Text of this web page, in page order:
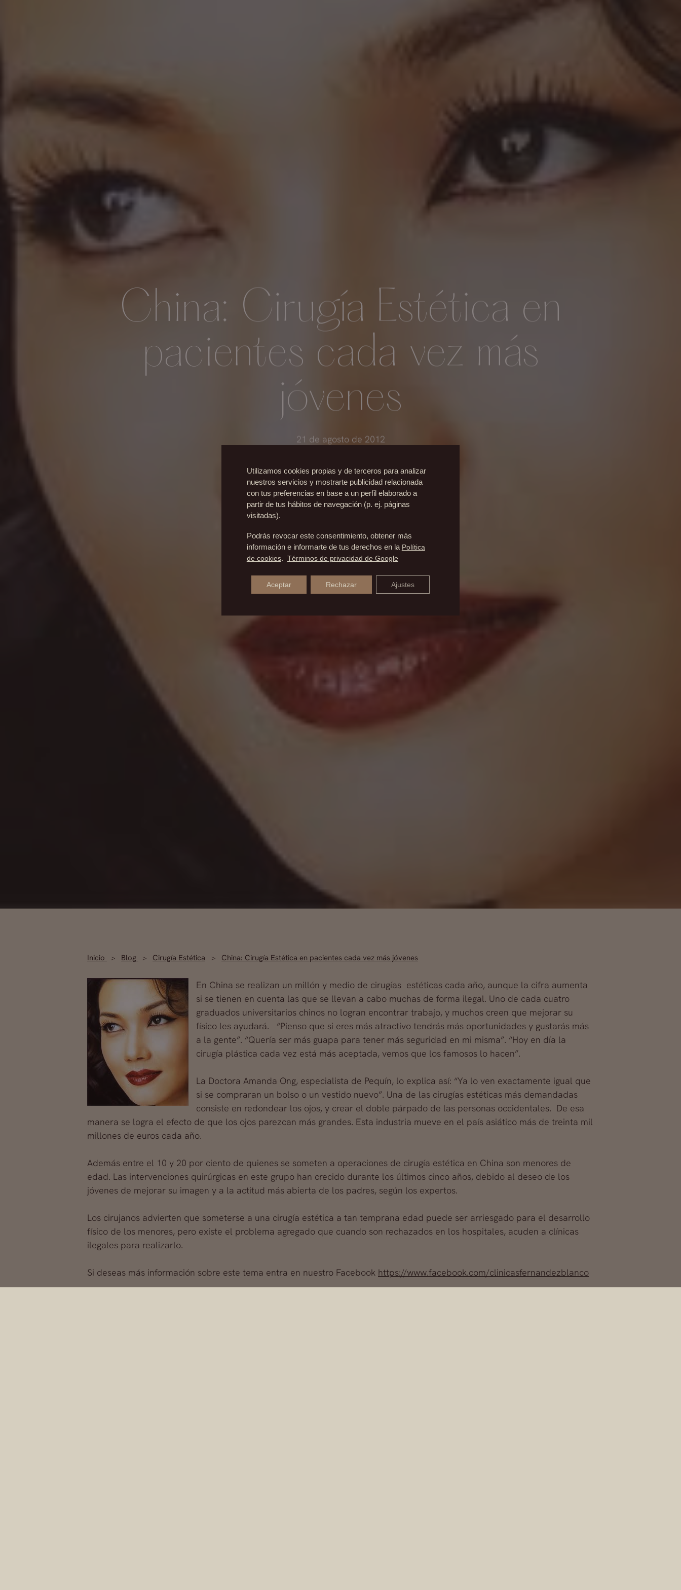
China: Cirugía Estética en
pacientes cada vez más
jóvenes
21 de agosto de 2012
Inicio Blog Cirugía Estética China: Cirugía Estética en pacientes cada vez más jóvenes
En China se realizan un millón y medio de cirugías estéticas cada año, aunque la cifra aumenta
si se tienen en cuenta las que se llevan a cabo muchas de forma ilegal. Uno de cada cuatro
graduados universitarios chinos no logran encontrar trabajo, y muchos creen que mejorar su
físico les ayudará. “Pienso que si eres más atractivo tendrás más oportunidades y gustarás más
a la gente”. “Quería ser más guapa para tener más seguridad en mi misma”. “Hoy en día la
cirugía plástica cada vez está más aceptada, vemos que los famosos lo hacen”.
La Doctora Amanda Ong, especialista de Pequín, lo explica así: “Ya lo ven exactamente igual que
si se compraran un bolso o un vestido nuevo”. Una de las cirugías estéticas más demandadas
consiste en redondear los ojos, y crear el doble párpado de las personas occidentales. De esa
manera se logra el efecto de que los ojos parezcan más grandes. Esta industria mueve en el país asiático más de treinta mil
millones de euros cada año.
Además entre el 10 y 20 por ciento de quienes se someten a operaciones de cirugía estética en China son menores de
edad. Las intervenciones quirúrgicas en este grupo han crecido durante los últimos cinco años, debido al deseo de los
jóvenes de mejorar su imagen y a la actitud más abierta de los padres, según los expertos.
Los cirujanos advierten que someterse a una cirugía estética a tan temprana edad puede ser arriesgado para el desarrollo
físico de los menores, pero existe el problema agregado que cuando son rechazados en los hospitales, acuden a clínicas
ilegales para realizarlo.
Si deseas más información sobre este tema entra en nuestro Facebook https://www.facebook.com/clinicasfernandezblanco
Utilizamos cookies propias y de terceros para analizar
nuestros servicios y mostrarte publicidad relacionada
con tus preferencias en base a un perfil elaborado a
partir de tus hábitos de navegación (p. ej. páginas
visitadas).
Podrás revocar este consentimiento, obtener más
información e informarte de tus derechos en la Política
de cookies. Términos de privacidad de Google
Aceptar Rechazar Ajustes